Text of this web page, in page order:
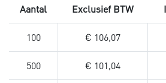
Aantal Exclusief BTW
100 € 106,07
500 € 101,04